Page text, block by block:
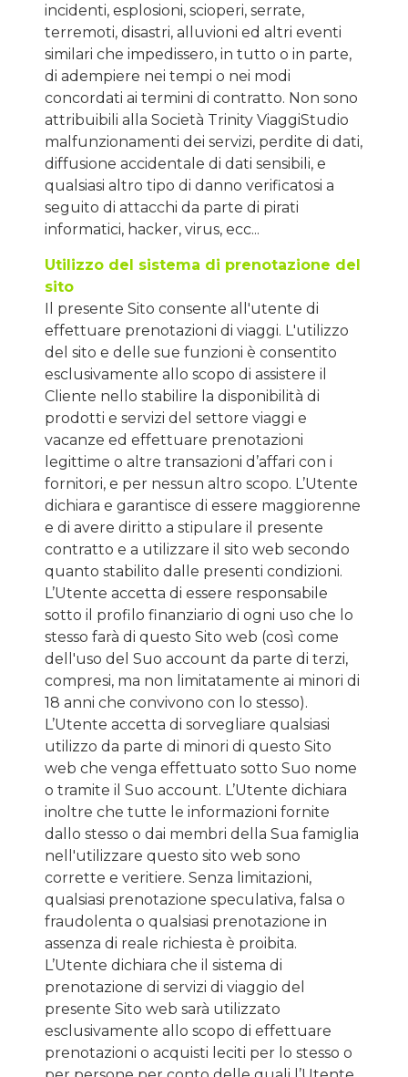
incidenti, esplosioni, scioperi, serrate,
terremoti, disastri, alluvioni ed altri eventi
similari che impedissero, in tutto o in parte,
di adempiere nei tempi o nei modi
concordati ai termini di contratto. Non sono
attribuibili alla Società Trinity ViaggiStudio
malfunzionamenti dei servizi, perdite di dati,
diffusione accidentale di dati sensibili, e
qualsiasi altro tipo di danno verificatosi a
seguito di attacchi da parte di pirati
informatici, hacker, virus, ecc...
Utilizzo del sistema di prenotazione del
sito
Il presente Sito consente all'utente di
effettuare prenotazioni di viaggi. L'utilizzo
del sito e delle sue funzioni è consentito
esclusivamente allo scopo di assistere il
Cliente nello stabilire la disponibilità di
prodotti e servizi del settore viaggi e
vacanze ed effettuare prenotazioni
legittime o altre transazioni d’affari con i
fornitori, e per nessun altro scopo. L’Utente
dichiara e garantisce di essere maggiorenne
e di avere diritto a stipulare il presente
contratto e a utilizzare il sito web secondo
quanto stabilito dalle presenti condizioni.
L’Utente accetta di essere responsabile
sotto il profilo finanziario di ogni uso che lo
stesso farà di questo Sito web (così come
dell'uso del Suo account da parte di terzi,
compresi, ma non limitatamente ai minori di
18 anni che convivono con lo stesso).
L’Utente accetta di sorvegliare qualsiasi
utilizzo da parte di minori di questo Sito
web che venga effettuato sotto Suo nome
o tramite il Suo account. L’Utente dichiara
inoltre che tutte le informazioni fornite
dallo stesso o dai membri della Sua famiglia
nell'utilizzare questo sito web sono
corrette e veritiere. Senza limitazioni,
qualsiasi prenotazione speculativa, falsa o
fraudolenta o qualsiasi prenotazione in
assenza di reale richiesta è proibita.
L’Utente dichiara che il sistema di
prenotazione di servizi di viaggio del
presente Sito web sarà utilizzato
esclusivamente allo scopo di effettuare
prenotazioni o acquisti leciti per lo stesso o